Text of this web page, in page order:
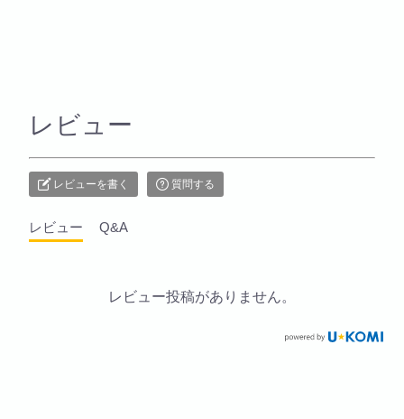
レビュー
レビューを書く 質問する
レビュー Q&A
レビュー投稿がありません。